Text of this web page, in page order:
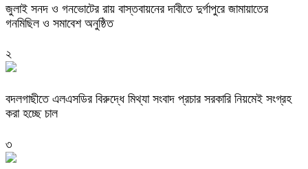
জুলাই সনদ ও গনভোটের রায় বাস্তবায়নের দাবীতে দুর্গাপুরে জামায়াতের
গনমিছিল ও সমাবেশ অনুষ্ঠিত
২
বদলগাছীতে এলএসডির বিরুদ্ধে মিথ্যা সংবাদ প্রচার সরকারি নিয়মেই সংগ্রহ
করা হচ্ছে চাল
৩